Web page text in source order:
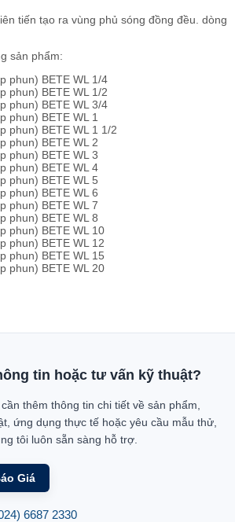
tiến tạo ra vùng phủ sóng đồng đều. dòng
sản phẩm:
phun) BETE WL 1/4
phun) BETE WL 1/2
phun) BETE WL 3/4
phun) BETE WL 1
phun) BETE WL 1 1/2
phun) BETE WL 2
phun) BETE WL 3
phun) BETE WL 4
phun) BETE WL 5
phun) BETE WL 6
phun) BETE WL 7
phun) BETE WL 8
phun) BETE WL 10
phun) BETE WL 12
phun) BETE WL 15
phun) BETE WL 20
tin hoặc tư vấn kỹ thuật?
thêm thông tin chi tiết về sản phẩm,
ứng dụng thực tế hoặc yêu cầu mẫu thử,
tôi luôn sẵn sàng hỗ trợ.
Giá
6687 2330